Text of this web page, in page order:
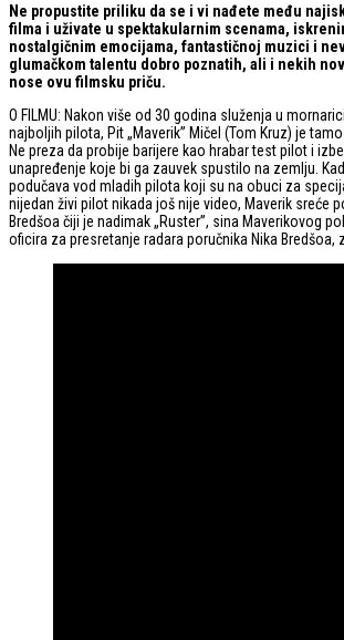
Ne propustite priliku da se i vi nađete među
filma i uživate u spektakularnim scenama,
nostalgičnim emocijama, fantastičnoj muzici i
glumačkom talentu dobro poznatih, ali i nekih
nose ovu filmsku priču.
O FILMU: Nakon više od 30 godina služenja u
najboljih pilota, Pit „Maverik” Mičel (Tom Kruz) je
Ne preza da probije barijere kao hrabar test pilot i
unapređenje koje bi ga zauvek spustilo na zemlju.
podučava vod mladih pilota koji su na obuci za
nijedan živi pilot nikada još nije video, Maverik sreće
Bredšoa čiji je nadimak „Ruster”, sina Maverikovog
oficira za presretanje radara poručnika Nika Bredšoa,